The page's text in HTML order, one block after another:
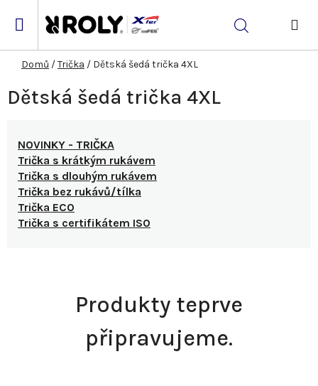
Hledat
Domů /Trička / Dětská šedá trička 4XL
Dětská šedá trička 4XL
NOVINKY - TRIČKA
Trička s krátkým rukávem
Trička s dlouhým rukávem
Trička bez rukávů/tílka
Trička ECO
Trička s certifikátem ISO
Produkty teprve
připravujeme.